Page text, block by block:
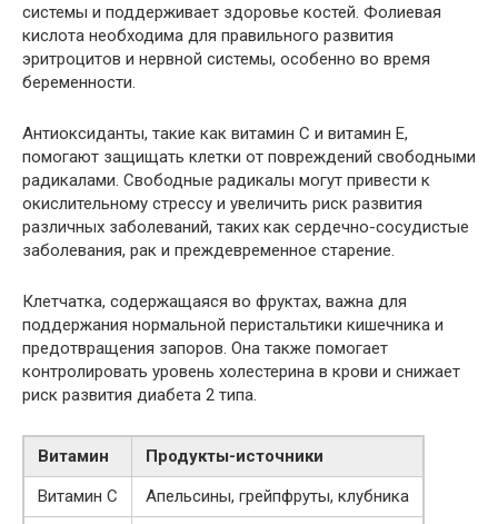
системы и поддерживает здоровье костей. Фолиевая
кислота необходима для правильного развития
эритроцитов и нервной системы, особенно во время
беременности.
Антиоксиданты, такие как витамин С и витамин Е,
помогают защищать клетки от повреждений свободными
радикалами. Свободные радикалы могут привести к
окислительному стрессу и увеличить риск развития
различных заболеваний, таких как сердечно-сосудистые
заболевания, рак и преждевременное старение.
Клетчатка, содержащаяся во фруктах, важна для
поддержания нормальной перистальтики кишечника и
предотвращения запоров. Она также помогает
контролировать уровень холестерина в крови и снижает
риск развития диабета 2 типа.
Витамин
Продукты-источники
Витамин C
Апельсины, грейпфруты, клубника